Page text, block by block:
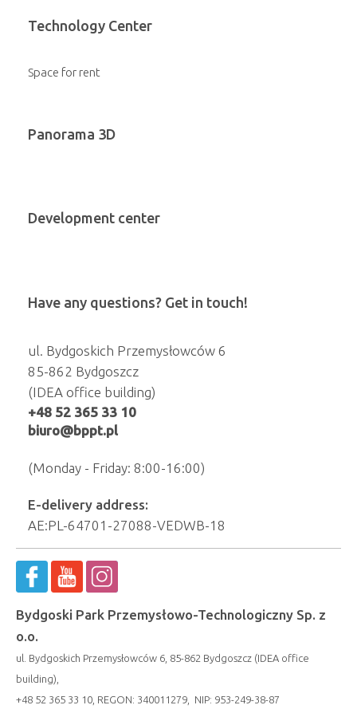
Technology Center
Space for rent
Panorama 3D
Development center
Have any questions? Get in touch!
ul. Bydgoskich Przemysłowców 6
85-862 Bydgoszcz
(IDEA office building)
+48 52 365 33 10
biuro@bppt.pl
(Monday - Friday: 8:00-16:00)
E-delivery address:
AE:PL-64701-27088-VEDWB-18
Bydgoski Park Przemysłowo-Technologiczny Sp. z
o.o.
ul. Bydgoskich Przemysłowców 6, 85-862 Bydgoszcz (IDEA office
building),
+48 52 365 33 10, REGON: 340011279, NIP: 953-249-38-87